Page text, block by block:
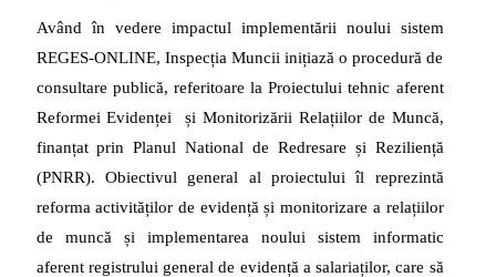
Având în vedere impactul implementării noului sistem
REGES-ONLINE, Inspecția Muncii inițiază o procedură de
consultare publică, referitoare la Proiectului tehnic aferent
Reformei Evidenței și Monitorizării Relațiilor de Muncă,
finanțat prin Planul National de Redresare și Reziliență
(PNRR). Obiectivul general al proiectului îl reprezintă
reforma activităților de evidență și monitorizare a relațiilor
de muncă și implementarea noului sistem informatic
aferent registrului general de evidență a salariaților, care să